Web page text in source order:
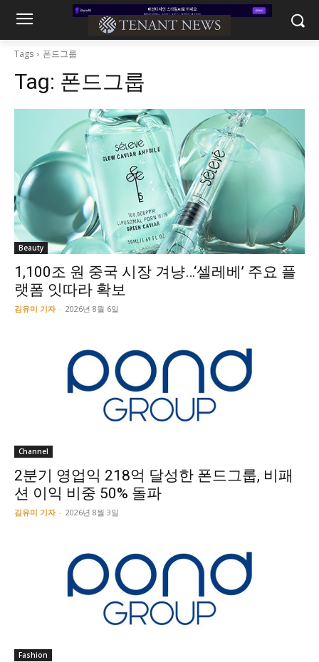
Tags 폰드그룹
Tag: 폰드그룹
Beauty
1,100조 원 중국 시장 겨냥…‘셀레베’ 주요 플
랫폼 잇따라 확보
김유미 기자 - 2026년 8월 6일
Channel
2분기 영업익 218억 달성한 폰드그룹, 비패
션 이익 비중 50% 돌파
김유미 기자 - 2026년 8월 3일
Fashion